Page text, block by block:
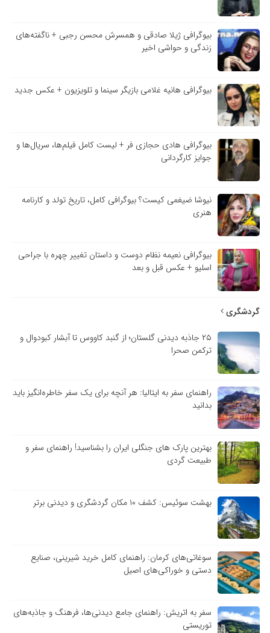
بیوگرافی ژیلا صادقی و همسرش محسن رجبی + ناگفته‌های
زندگی و حواشی اخیر
بیوگرافی هانیه غلامی بازیگر سینما و تلویزیون + عکس جدید
بیوگرافی هادی حجازی فر + لیست کامل فیلم‌ها، سریال‌ها و
جوایز کارگردانی
نیوشا ضیغمی کیست؟ بیوگرافی کامل، تاریخ تولد و کارنامه
هنری
بیوگرافی نعیمه نظام دوست و داستان تغییر چهره با جراحی
اسلیو + عکس قبل و بعد
گردشگری
۲۵ جاذبه دیدنی گلستان؛ از گنبد کاووس تا آبشار کبودوال و
ترکمن صحرا
راهنمای سفر به ایتالیا: هر آنچه برای یک سفر خاطره‌انگیز باید
بدانید
بهترین پارک های جنگلی ایران را بشناسید! راهنمای سفر و
طبیعت گردی
بهشت سوئیس: کشف ۱۰ مکان گردشگری و دیدنی برتر
سوغاتی‌های کرمان: راهنمای کامل خرید شیرینی، صنایع
دستی و خوراکی‌های اصیل
سفر به اتریش: راهنمای جامع دیدنی‌ها، فرهنگ و جاذبه‌های
توریستی